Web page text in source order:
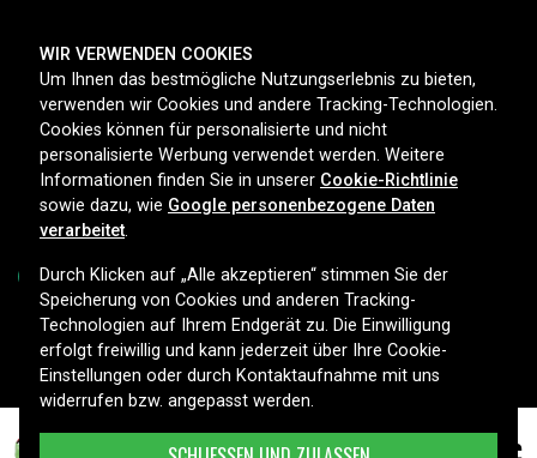
Ge 28811FE2, 2.4V, 700 mAh
ZAHLUNGSMETHODEN
LIEFEROPTIONEN
Copyright © 2026, Spares Nordic AB
WIR VERWENDEN COOKIES
Um Ihnen das bestmögliche Nutzungserlebnis zu bieten,
verwenden wir Cookies und andere Tracking-Technologien.
Cookies können für personalisierte und nicht
personalisierte Werbung verwendet werden. Weitere
Informationen finden Sie in unserer Cookie-Richtlinie
sowie dazu, wie Google personenbezogene Daten
verarbeitet.
Durch Klicken auf „Alle akzeptieren“ stimmen Sie der
Speicherung von Cookies und anderen Tracking-
Technologien auf Ihrem Endgerät zu. Die Einwilligung
erfolgt freiwillig und kann jederzeit über Ihre Cookie-
Einstellungen oder durch Kontaktaufnahme mit uns
widerrufen bzw. angepasst werden.